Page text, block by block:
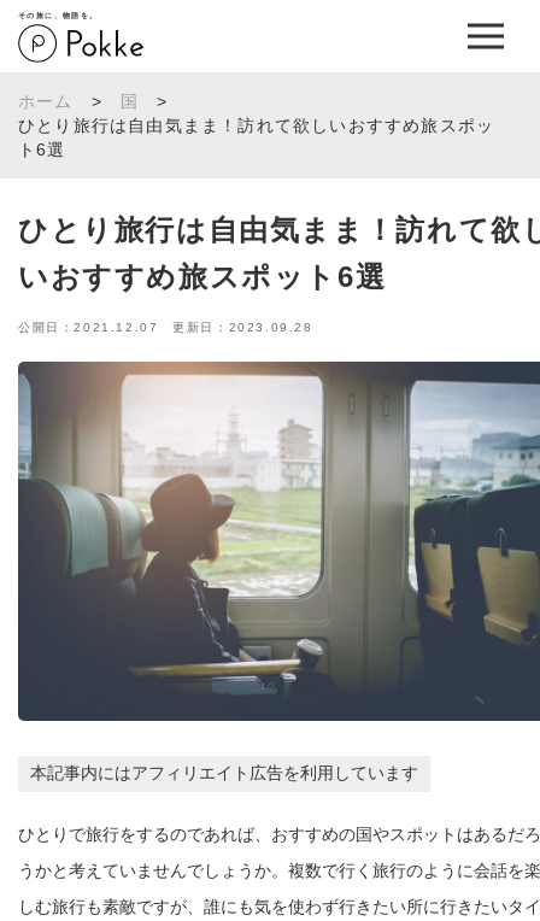
その旅に、物語を。
ホーム > 国
>
ひとり旅行は自由気まま！訪れて欲しいおすすめ旅スポッ
ト6選
ひとり旅行は自由気まま！訪れて欲
いおすすめ旅スポット6選
公開日：2021.12.07 更新日：2023.09.28
本記事内にはアフィリエイト広告を利用しています
ひとりで旅行をするのであれば、おすすめの国やスポットはあるだろ
うかと考えていませんでしょうか。複数で行く旅行のように会話を楽
しむ旅行も素敵ですが、誰にも気を使わず行きたい所に行きたいタイ